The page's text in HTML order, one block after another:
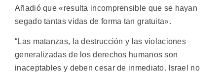
Añadió que «resulta incomprensible que se hayan
segado tantas vidas de forma tan gratuita».
“Las matanzas, la destrucción y las violaciones
generalizadas de los derechos humanos son
inaceptables y deben cesar de inmediato. Israel no